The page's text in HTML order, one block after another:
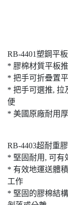
RB-4401塑鋼平
* 膠棉材質平板
* 把手可折疊置
* 把手可選推, 拉
便
* 美國原廠耐用
RB-4403超耐重
* 堅固耐用, 可有
* 有效地運送體
工作
* 堅固的膠棉結